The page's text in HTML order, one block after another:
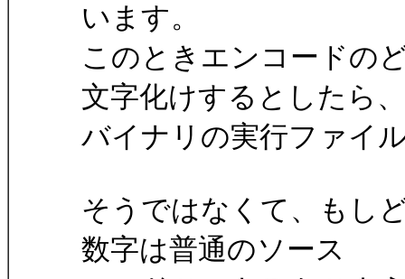
います。
このときエンコードの
文字化けするとしたら、
バイナリの実行ファイ
そうではなくて、もし
数字は普通のソース